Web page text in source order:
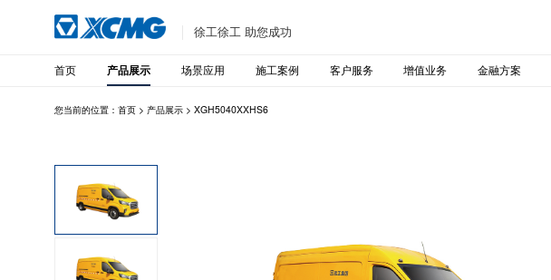
徐工徐工 助您成功
首页 产品展示 场景应用 施工案例 客户服务 增值业务 金融方案
您当前的位置：首页 > 产品展示 >XGH5040XXHS6